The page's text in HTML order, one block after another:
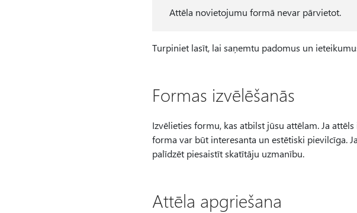
Attēla novietojumu formā nevar pārvietot.
Turpiniet lasīt, lai saņemtu padomus un
Formas izvēlēšanās
Izvēlieties formu, kas atbilst jūsu attēlam. Ja
forma var būt interesanta un estētiski pievilcīga.
palīdzēt piesaistīt skatītāju uzmanību.
Attēla apgriešana